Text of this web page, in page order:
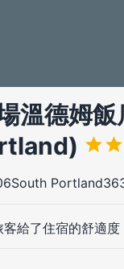
溫德姆
客給了住宿的舒適